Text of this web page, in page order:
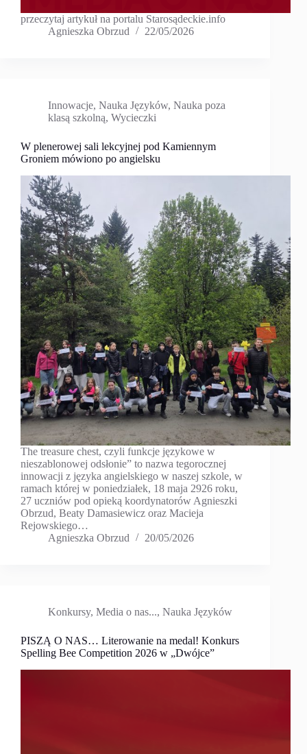
przeczytaj artykuł na portalu Starosądeckie.info
Agnieszka Obrzud
22/05/2026
Innowacje, Nauka Języków, Nauka poza
klasą szkolną, Wycieczki
W plenerowej sali lekcyjnej pod Kamiennym
Groniem mówiono po angielsku
The treasure chest, czyli funkcje językowe w
nieszablonowej odsłonie” to nazwa tegorocznej
innowacji z języka angielskiego w naszej szkole, w
ramach której w poniedziałek, 18 maja 2926 roku,
27 uczniów pod opieką koordynatorów Agnieszki
Obrzud, Beaty Damasiewicz oraz Macieja
Rejowskiego…
Agnieszka Obrzud
20/05/2026
Konkursy, Media o nas..., Nauka Języków
PISZĄ O NAS… Literowanie na medal! Konkurs
Spelling Bee Competition 2026 w „Dwójce”